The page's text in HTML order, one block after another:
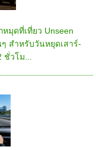
มุดที่เที่ยว Unseen
สำหรับวันหยุดเสาร์-
ชั่วโม...